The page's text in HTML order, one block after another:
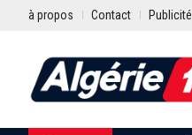
à propos Contact Publicité